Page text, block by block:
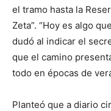
el tramo hasta la
Zeta”. “Hoy es algo
dudó al indicar el
que el camino
todo en épocas de
Planteó que a diario